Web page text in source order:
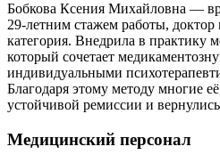
Бобкова Ксения Михайловна —
29-летним стажем работы,
категория. Внедрила в практику
который сочетает
индивидуальными
Благодаря этому методу многие
устойчивой ремиссии и
Медицинский персонал